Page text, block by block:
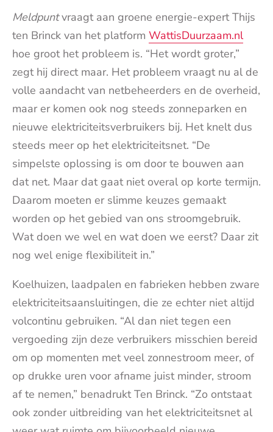
Meldpuntvraagt aan groene energie-expert Thijs
ten Brinck van het platform WattisDuurzaam.nl
hoe groot het probleem is. “Het wordt groter,”
zegt hij direct maar. Het probleem vraagt nu al de
volle aandacht van netbeheerders en de overheid,
maar er komen ook nog steeds zonneparken en
nieuwe elektriciteitsverbruikers bij. Het knelt dus
steeds meer op het elektriciteitsnet. “De
simpelste oplossing is om door te bouwen aan
dat net. Maar dat gaat niet overal op korte termijn.
Daarom moeten er slimme keuzes gemaakt
worden op het gebied van ons stroomgebruik.
Wat doen we wel en wat doen we eerst? Daar zit
nog wel enige flexibiliteit in.”
Koelhuizen, laadpalen en fabrieken hebben zware
elektriciteitsaansluitingen, die ze echter niet altijd
volcontinu gebruiken. “Al dan niet tegen een
vergoeding zijn deze verbruikers misschien bereid
om op momenten met veel zonnestroom meer, of
op drukke uren voor afname juist minder, stroom
af te nemen,” benadrukt Ten Brinck. “Zo ontstaat
ook zonder uitbreiding van het elektriciteitsnet al